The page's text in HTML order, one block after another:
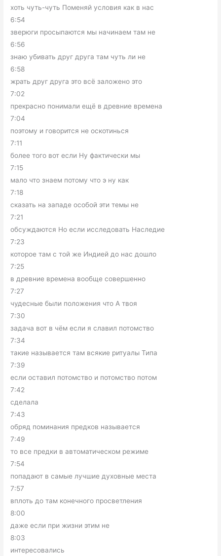
хоть чуть-чуть Поменяй условия как в нас
6:54
зверюги просыпаются мы начинаем там не
6:56
знаю убивать друг друга там чуть ли не
6:58
жрать друг друга это всё заложено это
7:02
прекрасно понимали ещё в древние времена
7:04
поэтому и говорится не оскотинься
7:11
более того вот если Ну фактически мы
7:15
мало что знаем потому что э ну как
7:18
сказать на западе особой эти темы не
7:21
обсуждаются Но если исследовать Наследие
7:23
которое там с той же Индией до нас дошло
7:25
в древние времена вообще совершенно
7:27
чудесные были положения что А твоя
7:30
задача вот в чём если я славил потомство
7:34
такие называется там всякие ритуалы Типа
7:39
если оставил потомство и потомство потом
7:42
сделала
7:43
обряд поминания предков называется
7:49
то все предки в автоматическом режиме
7:54
попадают в самые лучшие духовные места
7:57
вплоть до там конечного просветления
8:00
даже если при жизни этим не
8:03
интересовались